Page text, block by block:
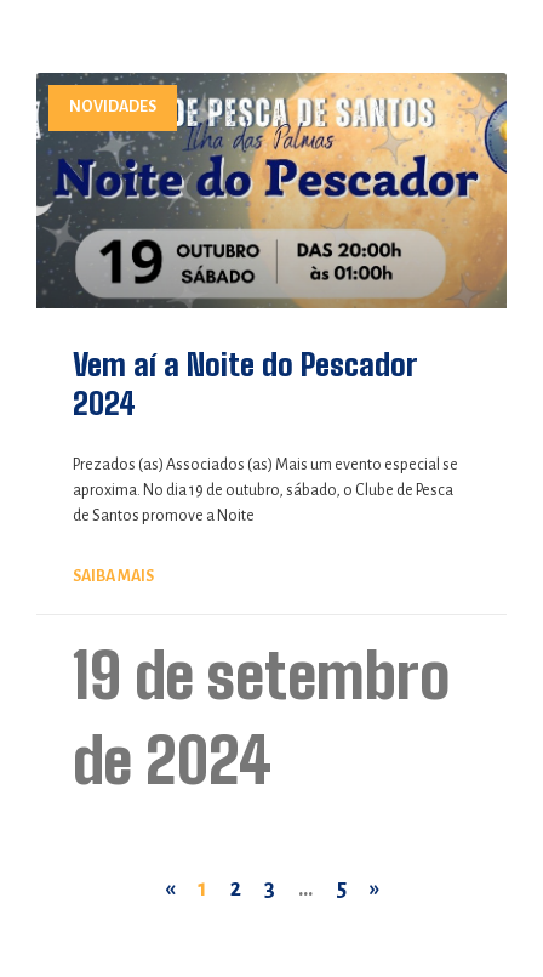
NOVIDADES
Vem aí a Noite do Pescador
2024
Prezados (as) Associados (as) Mais um evento especial se
aproxima. No dia 19 de outubro, sábado, o Clube de Pesca
de Santos promove a Noite
SAIBA MAIS
19 de setembro
de 2024
« 1 2 3 … 5 »